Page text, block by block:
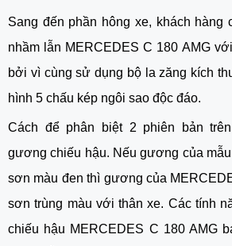
Sang đến phần hông xe, khách hàng
nhầm lẫn MERCEDES C 180 AMG
bởi vì cùng sử dụng bộ la zăng kích
hình 5 chấu kép ngôi sao độc đáo.
Cách để phân biệt 2 phiên bản
gương chiếu hậu. Nếu gương của
sơn màu đen thì gương của
sơn trùng màu với thân xe. Các tính
chiếu hậu MERCEDES C 180 AMG